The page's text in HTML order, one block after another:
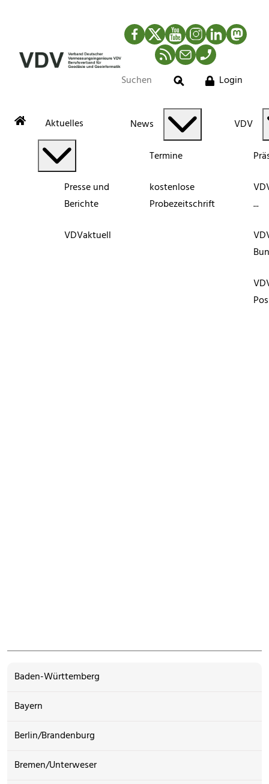
Facebook
TwitterYouTubeInstagram
LinkedIn
RSS-Newsfeed
MailTelefon
Suche
Login
Aktuelles
Presse und
Berichte
VDVaktuell
News
Termine
kostenlose
Probezeitschrift
VDV
...
Baden-Württemberg
Bayern
Berlin/Brandenburg
Bremen/Unterweser